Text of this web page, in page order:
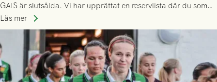
GAIS är slutsålda. Vi har upprättat en reservlista där du som
ännu inte har någon biljett kan anmäla ditt intresse. Du kan
inte själv överlåta din biljett till någon annan.
Läs mer